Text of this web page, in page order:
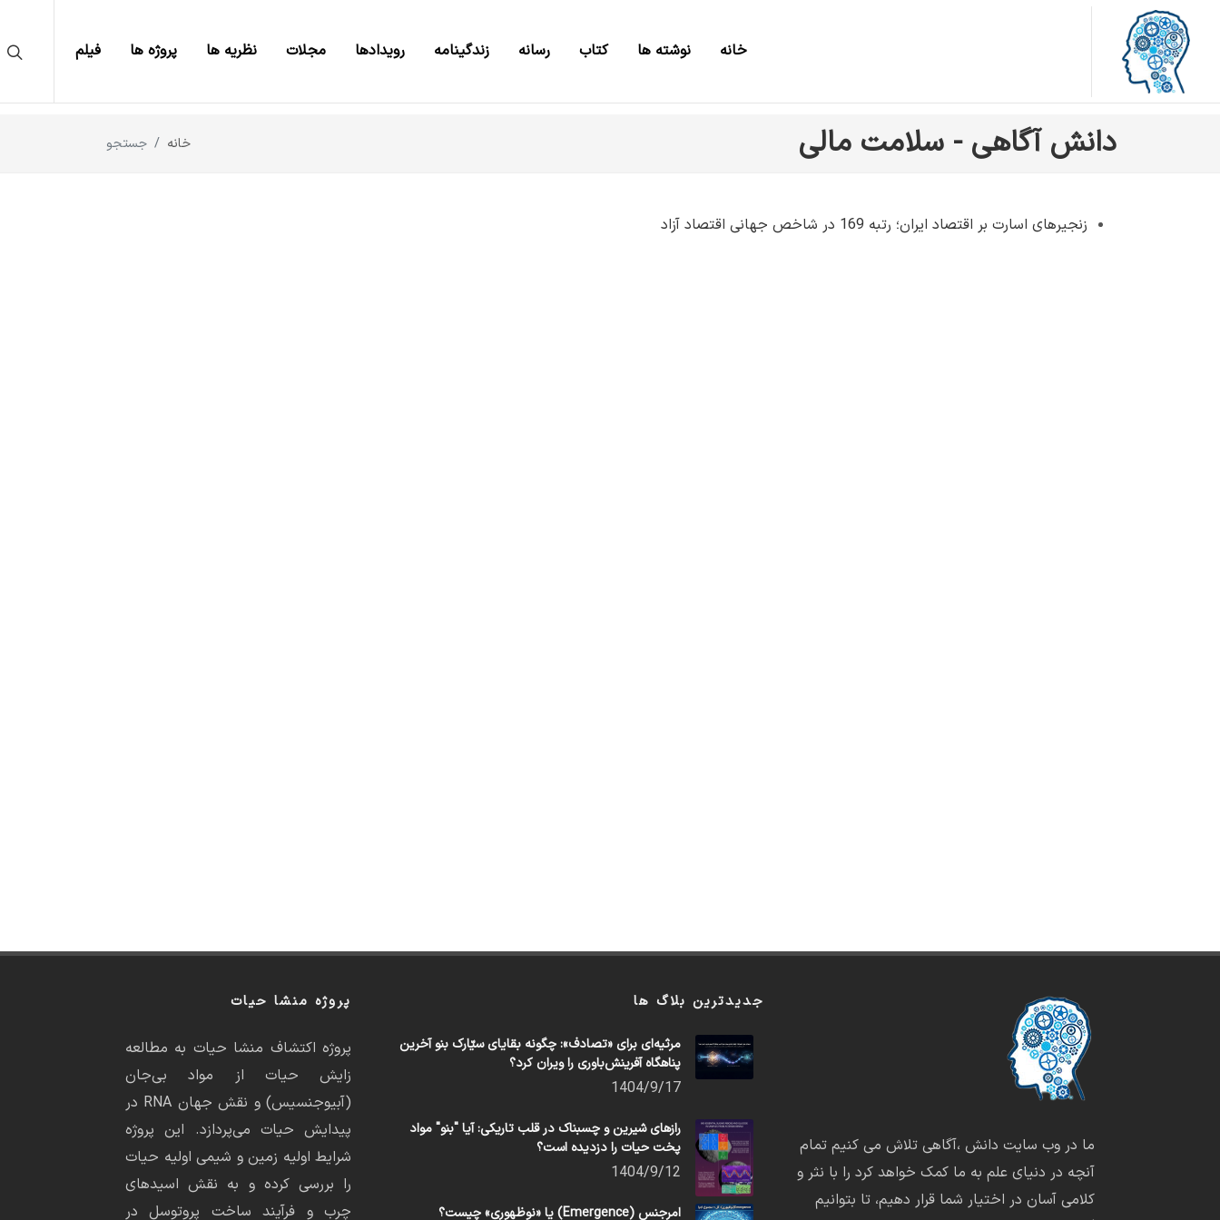
خانه نوشته ها کتاب رسانه زندگینامه رویدادها مجلات نظریه ها پروژه ها فیلم
دانش آگاهی - سلامت مالی خانه جستجو
زنجیرهای اسارت بر اقتصاد ایران؛ رتبه 169 در شاخص جهانی اقتصاد آزاد
ما در وب سایت دانش ،آگاهی تلاش می کنیم تمام
آنچه در دنیای علم به ما کمک خواهد کرد را با نثر و
کلامی آسان در اختیار شما قرار دهیم، تا بتوانیم
جدیدترین بلاگ ها
مرثیه‌ای برای «تصادف»: چگونه بقایای سیّارک بنو آخرین
پناهگاه آفرینش‌باوری را ویران کرد؟
1404/9/17
رازهای شیرین و چسبناک در قلب تاریکی: آیا "بنو" مواد
پخت حیات را دزدیده است؟
1404/9/12
امرجنس (Emergence) یا «نوظهوری» چیست؟
پروژه منشا حیات
پروژه اکتشاف منشا حیات به مطالعه
زایش حیات از مواد بی‌جان
(آبیوجنسیس) و نقش جهان RNA در
پیدایش حیات می‌پردازد. این پروژه
شرایط اولیه زمین و شیمی اولیه حیات
را بررسی کرده و به نقش اسیدهای
چرب و فرآیند ساخت پروتوسل در